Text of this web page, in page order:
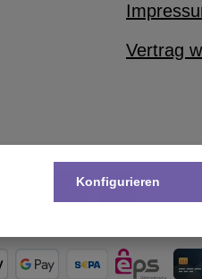
Vertrag
Konfigurieren